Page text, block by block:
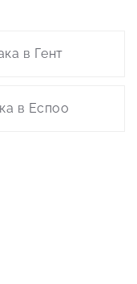
в Гент
в Еспоо